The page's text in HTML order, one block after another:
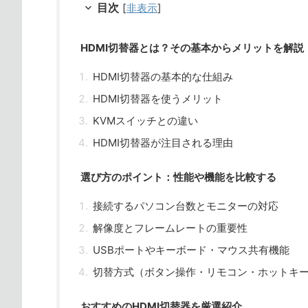
目次 [非表示]
HDMI切替器とは？その基本からメリットを解説
HDMI切替器の基本的な仕組み
HDMI切替器を使うメリット
KVMスイッチとの違い
HDMI切替器が注目される理由
選び方のポイント：性能や機能を比較する
接続するパソコン台数とモニターの対応
解像度とフレームレートの重要性
USBポートやキーボード・マウス共有機能
切替方式（ボタン操作・リモコン・ホットキ